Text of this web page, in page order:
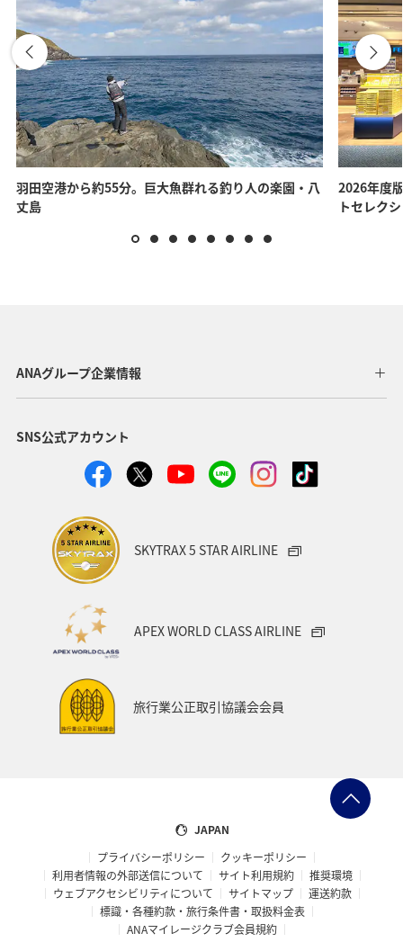
羽田空港から約55分。巨大魚群れる釣り人の楽園・八
丈島
2026年度
トセレク
ANAグループ企業情報
SNS公式アカウント
SKYTRAX 5 STAR AIRLINE
APEX WORLD CLASS AIRLINE
旅行業公正取引協議会会員
JAPAN
プライバシーポリシー
クッキーポリシー
利用者情報の外部送信について
サイト利用規約
推奨環境
ウェブアクセシビリティについて
サイトマップ
運送約款
標識・各種約款・旅行条件書・取扱料金表
ANAマイレージクラブ会員規約